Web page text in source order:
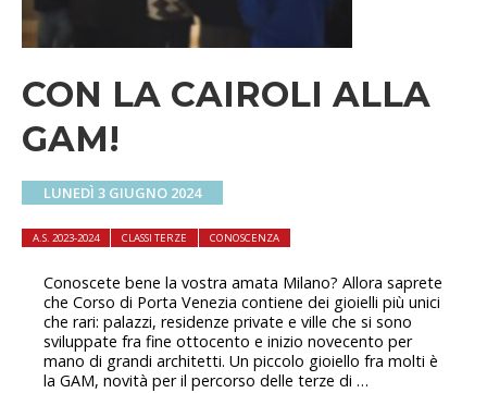
CON LA CAIROLI ALLA
GAM!
LUNEDÌ 3 GIUGNO 2024
A.S. 2023-2024 CLASSI TERZE CONOSCENZA
Conoscete bene la vostra amata Milano? Allora saprete
che Corso di Porta Venezia contiene dei gioielli più unici
che rari: palazzi, residenze private e ville che si sono
sviluppate fra fine ottocento e inizio novecento per
mano di grandi architetti. Un piccolo gioiello fra molti è
la GAM, novità per il percorso delle terze di …